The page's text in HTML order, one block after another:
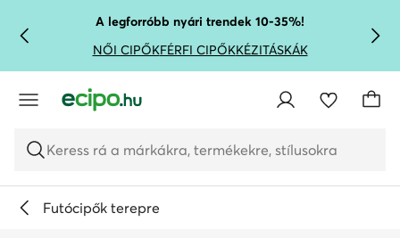
UGRÁS A FŐ TARTALOMRA
UGRÁS A KERESÉSHEZA legforróbb nyári trendek 10-35%!
NŐI CIPŐKFÉRFI CIPŐKKÉZITÁSKÁK
Keress rá a márkákra, termékekre, stílusokra
Futócipők terepre